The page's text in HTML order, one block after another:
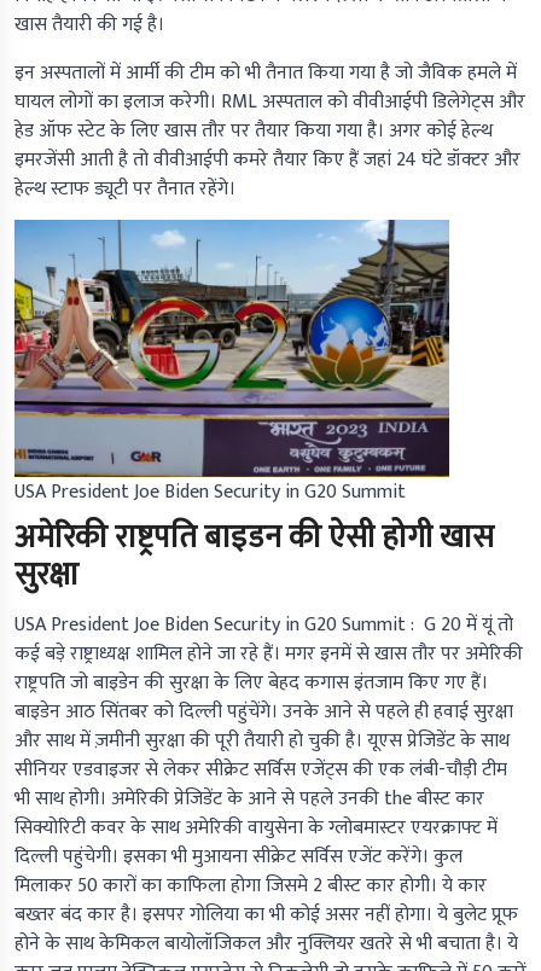
खास तैयारी की गई है।
इन अस्पतालों में आर्मी की टीम को भी तैनात किया गया है जो जैविक हमले में
घायल लोगों का इलाज करेगी। RML अस्पताल को वीवीआईपी डिलेगेट्स और
हेड ऑफ स्टेट के लिए खास तौर पर तैयार किया गया है। अगर कोई हेल्थ
इमरजेंसी आती है तो वीवीआईपी कमरे तैयार किए हैं जहां 24 घंटे डॉक्टर और
हेल्थ स्टाफ ड्यूटी पर तैनात रहेंगे।
USA President Joe Biden Security in G20 Summit
अमेरिकी राष्ट्रपति बाइडन की ऐसी होगी खास
सुरक्षा
USA President Joe Biden Security in G20 Summit : G 20में यूं तो
कई बड़े राष्ट्राध्यक्ष शामिल होने जा रहे हैं। मगर इनमें से खास तौर पर अमेरिकी
राष्ट्रपति जो बाइडेन की सुरक्षा के लिए बेहद कगास इंतजाम किए गए हैं।
बाइडेन आठ सिंतबर को दिल्ली पहुंचेंगे। उनके आने से पहले ही हवाई सुरक्षा
और साथ में ज़मीनी सुरक्षा की पूरी तैयारी हो चुकी है। यूएस प्रेजिडेंट के साथ
सीनियर एडवाइजर से लेकर सीक्रेट सर्विस एजेंट्स की एक लंबी-चौड़ी टीम
भी साथ होगी। अमेरिकी प्रेजिडेंट के आने से पहले उनकी the बीस्ट कार
सिक्योरिटी कवर के साथ अमेरिकी वायुसेना के ग्लोबमास्टर एयरक्राफ्ट में
दिल्ली पहुंचेगी। इसका भी मुआयना सीक्रेट सर्विस एजेंट करेंगे। कुल
मिलाकर 50 कारों का काफिला होगा जिसमे 2 बीस्ट कार होगी। ये कार
बख्तर बंद कार है। इसपर गोलिया का भी कोई असर नहीं होगा। ये बुलेट प्रूफ
होने के साथ केमिकल बायोलॉजिकल और नुक्लियर खतरे से भी बचाता है। ये